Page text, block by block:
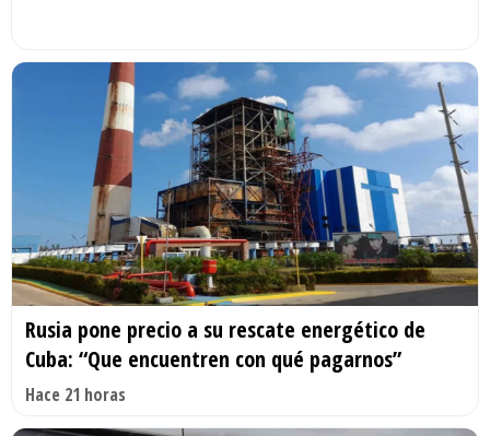
Rusia pone precio a su rescate energético de
Cuba: “Que encuentren con qué pagarnos”
Hace 21 horas